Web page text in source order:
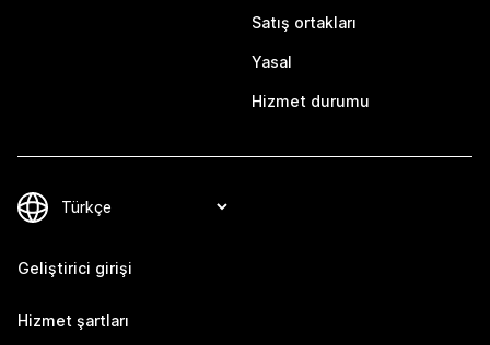
Satış ortakları
Yasal
Hizmet durumu
Geliştirici girişi
Hizmet şartları